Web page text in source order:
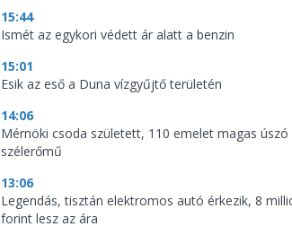
15:44
Ismét az egykori védett ár alatt a benzin
15:01
Esik az eső a Duna vízgyűjtő területén
14:06
Mérnöki csoda született, 110 emelet magas úszó
szélerőmű
13:06
Legendás, tisztán elektromos autó érkezik, 8
forint lesz az ára